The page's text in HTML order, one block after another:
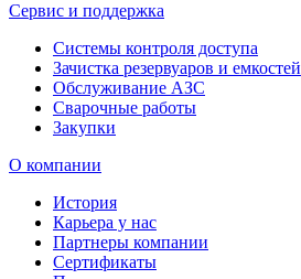
Сервис и поддержка
Системы контроля доступа
Зачистка резервуаров и емкостей
Обслуживание АЗС
Сварочные работы
Закупки
О компании
История
Карьера у нас
Партнеры компании
Сертификаты